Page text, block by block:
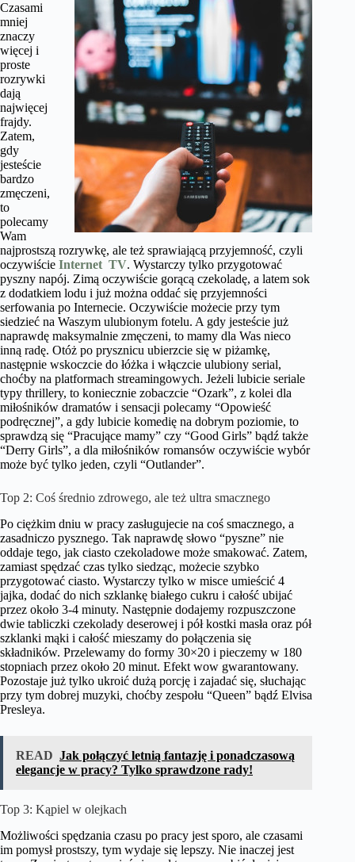
Czasami
mniej
znaczy
więcej i
proste
rozrywki
dają
najwięcej
frajdy.
Zatem,
gdy
jesteście
bardzo
zmęczeni,
to
polecamy
Wam
najprostszą rozrywkę, ale też sprawiającą przyjemność, czyli
oczywiście Internet TV. Wystarczy tylko przygotować
pyszny napój. Zimą oczywiście gorącą czekoladę, a latem sok
z dodatkiem lodu i już można oddać się przyjemności
serfowania po Internecie. Oczywiście możecie przy tym
siedzieć na Waszym ulubionym fotelu. A gdy jesteście już
naprawdę maksymalnie zmęczeni, to mamy dla Was nieco
inną radę. Otóż po prysznicu ubierzcie się w piżamkę,
następnie wskoczcie do łóżka i włączcie ulubiony serial,
choćby na platformach streamingowych. Jeżeli lubicie seriale
typy thrillery, to koniecznie zobaczcie “Ozark”, z kolei dla
miłośników dramatów i sensacji polecamy “Opowieść
podręcznej”, a gdy lubicie komedię na dobrym poziomie, to
sprawdzą się “Pracujące mamy” czy “Good Girls” bądź także
“Derry Girls”, a dla miłośników romansów oczywiście wybór
może być tylko jeden, czyli “Outlander”.
Top 2: Coś średnio zdrowego, ale też ultra smacznego
Po ciężkim dniu w pracy zasługujecie na coś smacznego, a
zasadniczo pysznego. Tak naprawdę słowo “pyszne” nie
oddaje tego, jak ciasto czekoladowe może smakować. Zatem,
zamiast spędzać czas tylko siedząc, możecie szybko
przygotować ciasto. Wystarczy tylko w misce umieścić 4
jajka, dodać do nich szklankę białego cukru i całość ubijać
przez około 3-4 minuty. Następnie dodajemy rozpuszczone
dwie tabliczki czekolady deserowej i pół kostki masła oraz pół
szklanki mąki i całość mieszamy do połączenia się
składników. Przelewamy do formy 30×20 i pieczemy w 180
stopniach przez około 20 minut. Efekt wow gwarantowany.
Pozostaje już tylko ukroić dużą porcję i zajadać się, słuchając
przy tym dobrej muzyki, choćby zespołu “Queen” bądź Elvisa
Presleya.
READ Jak połączyć letnią fantazję i ponadczasową
elegancje w pracy? Tylko sprawdzone rady!
Top 3: Kąpiel w olejkach
Możliwości spędzania czasu po pracy jest sporo, ale czasami
im pomysł prostszy, tym wydaje się lepszy. Nie inaczej jest